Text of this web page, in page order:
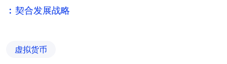
︰契合发展战略
虚拟货币